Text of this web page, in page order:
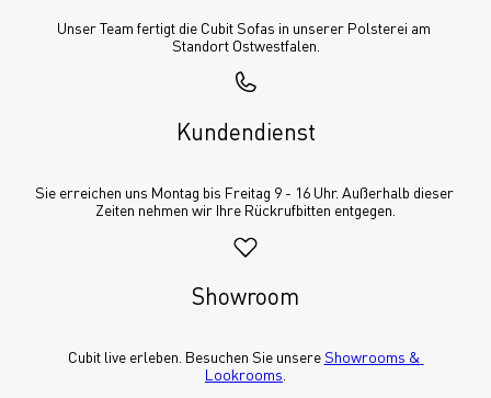
Unser Team fertigt die Cubit Sofas in unserer Polsterei am
Standort Ostwestfalen.
Kundendienst
Sie erreichen uns Montag bis Freitag 9 - 16 Uhr. Außerhalb dieser
Zeiten nehmen wir Ihre Rückrufbitten entgegen.
Showroom
Cubit live erleben. Besuchen Sie unsere Showrooms &
Lookrooms